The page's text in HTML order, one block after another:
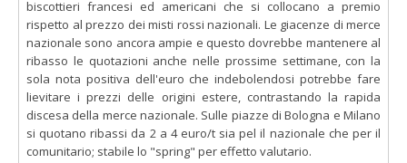
biscottieri francesi ed americani che si collocano a premio
rispetto al prezzo dei misti rossi nazionali. Le giacenze di merce
nazionale sono ancora ampie e questo dovrebbe mantenere al
ribasso le quotazioni anche nelle prossime settimane, con la
sola nota positiva dell'euro che indebolendosi potrebbe fare
lievitare i prezzi delle origini estere, contrastando la rapida
discesa della merce nazionale. Sulle piazze di Bologna e Milano
si quotano ribassi da 2 a 4 euro/t sia pel il nazionale che per il
comunitario; stabile lo "spring" per effetto valutario.